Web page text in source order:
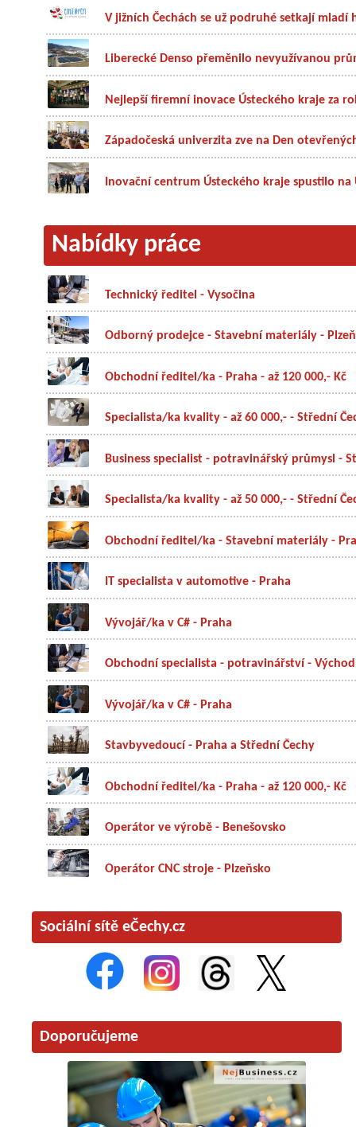
V jižních Čechách se už podruhé setkají
Liberecké Denso přeměnilo nevyužívanou
Nejlepší firemní inovace Ústeckého kraje za
Západočeská univerzita zve na Den
Inovační centrum Ústeckého kraje spustilo
Nabídky práce
Technický ředitel - Vysočina
Odborný prodejce - Stavební materiály - Plzeň
Obchodní ředitel/ka - Praha - až 120 000,- Kč
Specialista/ka kvality - až 60 000,- - Střední
Business specialist - potravinářský průmysl -
Specialista/ka kvality - až 50 000,- - Střední
Obchodní ředitel/ka - Stavební materiály -
IT specialista v automotive - Praha
Vývojář/ka v C# - Praha
Obchodní specialista - potravinářství -
Vývojář/ka v C# - Praha
Stavbyvedoucí - Praha a Střední Čechy
Obchodní ředitel/ka - Praha - až 120 000,- Kč
Operátor ve výrobě - Benešovsko
Operátor CNC stroje - Plzeňsko
Sociální sítě eČechy.cz
Doporučujeme